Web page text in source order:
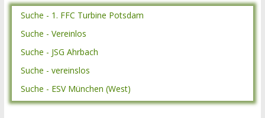
Suche - 1. FFC Turbine Potsdam
Suche - Vereinlos
Suche - JSG Ahrbach
Suche - vereinslos
Suche - ESV München (West)